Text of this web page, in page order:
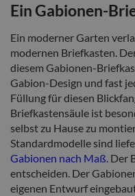
Ein Gabionen-
Ein moderner Garten
modernen Briefkasten.
diesem Gabionen-
Gabion-Design und fast
Füllung für diesen
Briefkastensäule ist
selbst zu Hause zu
Standardmodelle sind
Gabionen nach Maß. Der
entscheiden. Der
eigenen Entwurf